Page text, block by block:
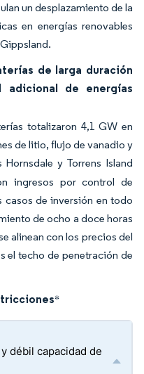
un desplazamiento de la
en energías renovables
de larga duración
adicional de energías
totalizaron 4,1 GW en
de litio, flujo de vanadio y
Hornsdale y Torrens Island
ingresos por control de
casos de inversión en todo
de ocho a doce horas
alinean con los precios del
el techo de penetración de
*
débil capacidad de